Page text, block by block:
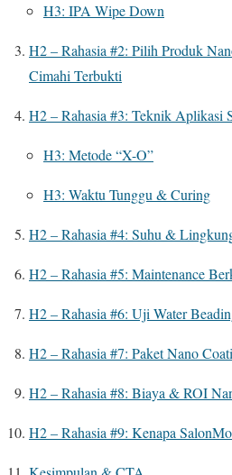
H3: IPA Wipe Down
H2 – Rahasia #2: Pilih Produk
Cimahi Terbukti
H2 – Rahasia #3: Teknik Aplikasi
H3: Metode “X-O”
H3: Waktu Tunggu & Curing
H2 – Rahasia #4: Suhu &
H2 – Rahasia #5: Maintenance
H2 – Rahasia #6: Uji Water
H2 – Rahasia #7: Paket Nano
H2 – Rahasia #8: Biaya & ROI
H2 – Rahasia #9: Kenapa